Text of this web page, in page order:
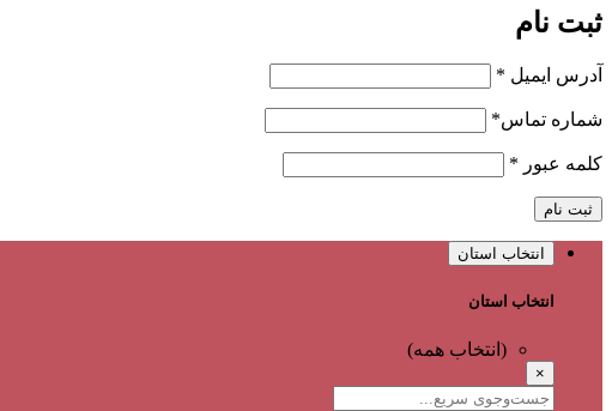
ثبت نام
آدرس ایمیل *
شماره تماس*
کلمه عبور *
ثبت نام
انتخاب استان
انتخاب استان
(انتخاب همه)
×